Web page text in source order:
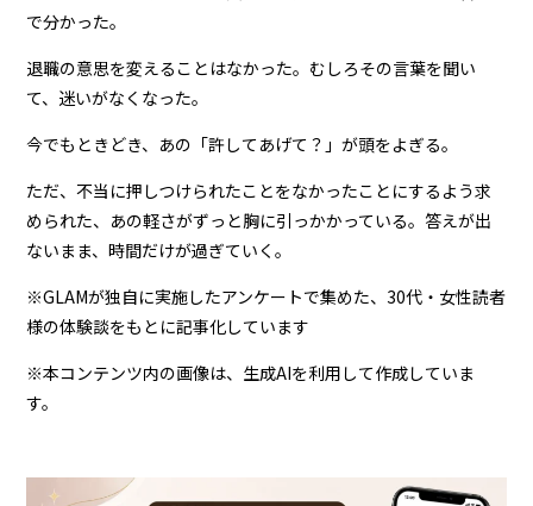
で分かった。
退職の意思を変えることはなかった。むしろその言葉を聞い
て、迷いがなくなった。
今でもときどき、あの「許してあげて？」が頭をよぎる。
ただ、不当に押しつけられたことをなかったことにするよう求
められた、あの軽さがずっと胸に引っかかっている。答えが出
ないまま、時間だけが過ぎていく。
※GLAMが独自に実施したアンケートで集めた、30代・女性読者
様の体験談をもとに記事化しています
※本コンテンツ内の画像は、生成AIを利用して作成していま
す。